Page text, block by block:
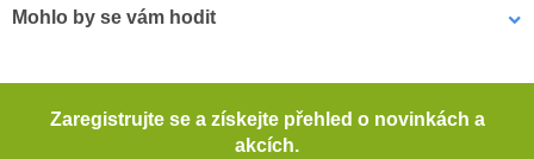
Vysoce oděruvzdorná síťovaná tkanina (100% polyester)
Výškově nastavitelné chrániče loktů a ramen (certifikace CE,
Mohlo by se vám hodit
Zaregistrujte se a získejte přehled o novinkách a
akcích.